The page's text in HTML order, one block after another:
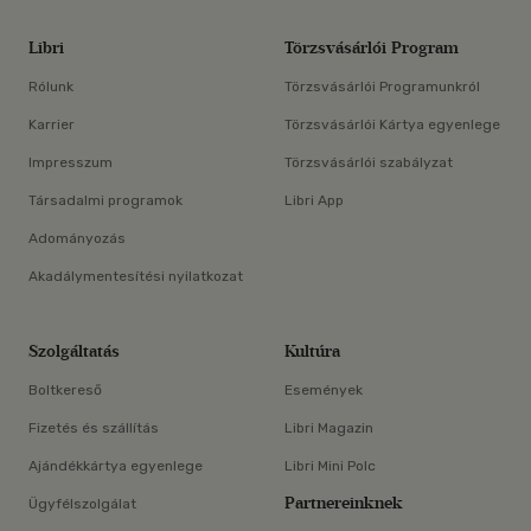
Libri
Rólunk
Karrier
Impresszum
Társadalmi programok
Adományozás
Akadálymentesítési nyilatkozat
Törzsvásárlói Program
Törzsvásárlói Programunkról
Törzsvásárlói Kártya egyenlege
Törzsvásárlói szabályzat
Libri App
Szolgáltatás
Boltkereső
Fizetés és szállítás
Ajándékkártya egyenlege
Ügyfélszolgálat
Kultúra
Események
Libri Magazin
Libri Mini Polc
Partnereinknek